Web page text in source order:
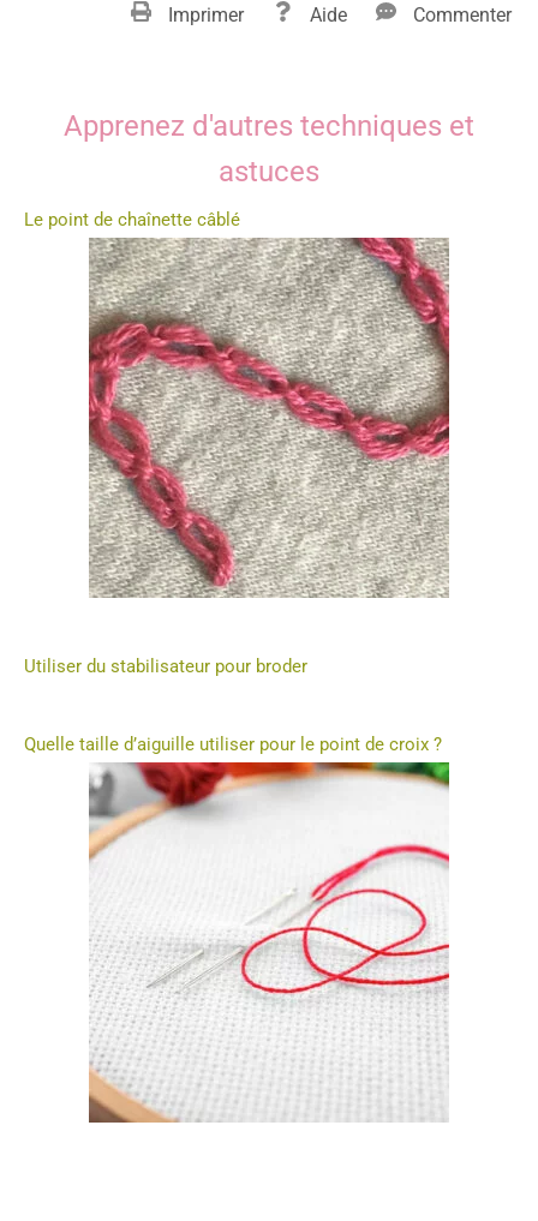
Imprimer Aide Commenter
Apprenez d'autres techniques et
astuces
Le point de chaînette câblé
Utiliser du stabilisateur pour broder
Quelle taille d’aiguille utiliser pour le point de croix ?